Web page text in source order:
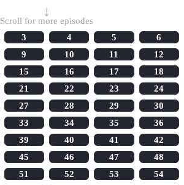
↓
Scroll for more episodes
3 4 5
6
9 10 11
12
15 16 17
18
21 22 23
24
27 28 29
30
33 34 35
36
39 40 41
42
45 46 47
48
51 52 53
54